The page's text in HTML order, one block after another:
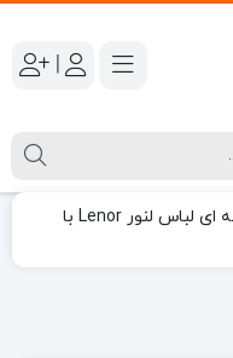
|
خوشبو کننده استوانه ای لباس لنور Lenor با